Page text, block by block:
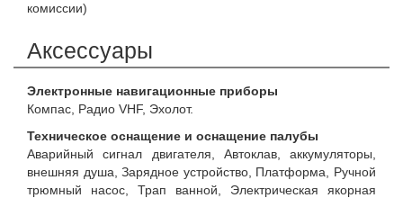
комиссии)
Аксессуары
Электронные навигационные приборы
Компас, Радио VHF, Эхолот.
Техническое оснащение и оснащение палубы
Аварийный сигнал двигателя, Автоклав, аккумуляторы,
внешняя душа, Зарядное устройство, Платформа, Ручной
трюмный насос, Трап ванной, Электрическая якорная